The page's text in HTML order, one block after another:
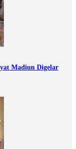
Madiun Digelar